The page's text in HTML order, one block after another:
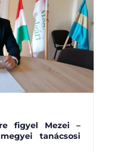
figyel Mezei –
tanácsosi